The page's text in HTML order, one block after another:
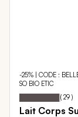
-25% | CODE :
SO BIO ETIC
Notation: 97
% of
( 29 )
Lait Corps